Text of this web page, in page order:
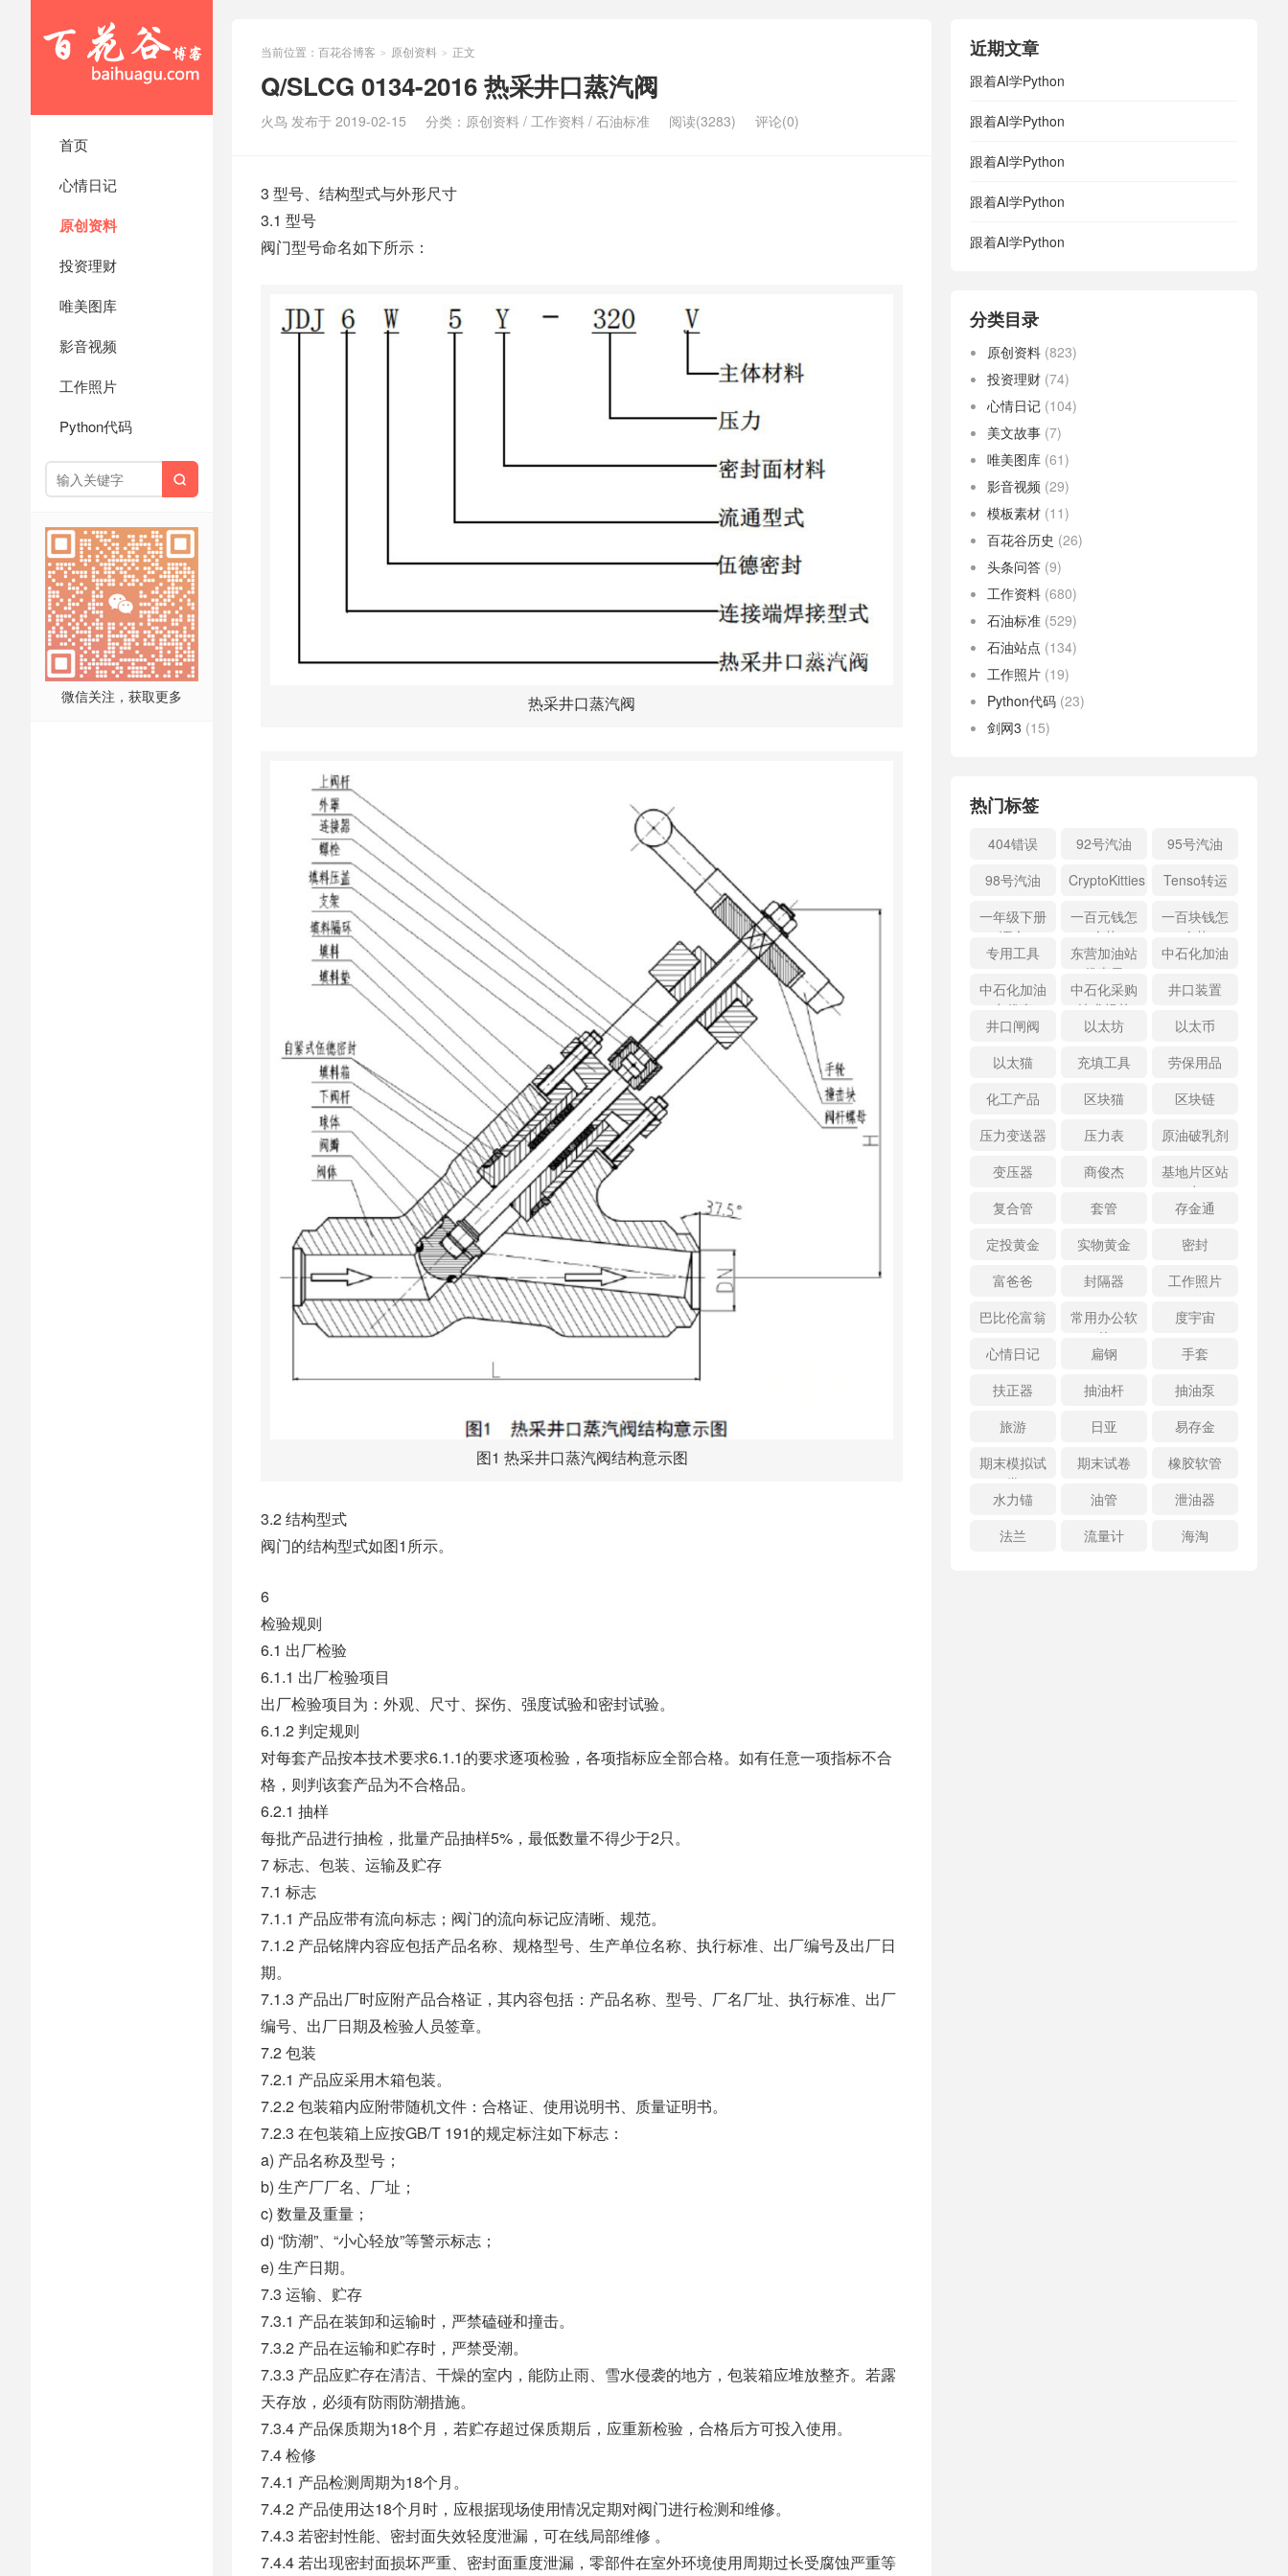
首页
心情日记
原创资料
投资理财
唯美图库
影音视频
工作照片
Python代码

微信关注，获取更多
当前位置： 百花谷博客 > 原创资料 > 正文
Q/SLCG 0134-2016 热采井口蒸汽阀
火鸟 发布于 2019-02-15 分类： 原创资料 / 工作资料 / 石油标准 阅读(3283) 评论(0)
3 型号、结构型式与外形尺寸
3.1 型号
阀门型号命名如下所示：
热采井口蒸汽阀
图1 热采井口蒸汽阀结构意示图
3.2 结构型式
阀门的结构型式如图1所示。
6
检验规则
6.1 出厂检验
6.1.1 出厂检验项目
出厂检验项目为：外观、尺寸、探伤、强度试验和密封试验。
6.1.2 判定规则
对每套产品按本技术要求6.1.1的要求逐项检验，各项指标应全部合格。如有任意一项指标不合
格，则判该套产品为不合格品。
6.2.1 抽样
每批产品进行抽检，批量产品抽样5%，最低数量不得少于2只。
7 标志、包装、运输及贮存
7.1 标志
7.1.1 产品应带有流向标志；阀门的流向标记应清晰、规范。
7.1.2 产品铭牌内容应包括产品名称、规格型号、生产单位名称、执行标准、出厂编号及出厂日
期。
7.1.3 产品出厂时应附产品合格证，其内容包括：产品名称、型号、厂名厂址、执行标准、出厂
编号、出厂日期及检验人员签章。
7.2 包装
7.2.1 产品应采用木箱包装。
7.2.2 包装箱内应附带随机文件：合格证、使用说明书、质量证明书。
7.2.3 在包装箱上应按GB/T 191的规定标注如下标志：
a) 产品名称及型号；
b) 生产厂厂名、厂址；
c) 数量及重量；
d) “防潮”、“小心轻放”等警示标志；
e) 生产日期。
7.3 运输、贮存
7.3.1 产品在装卸和运输时，严禁磕碰和撞击。
7.3.2 产品在运输和贮存时，严禁受潮。
7.3.3 产品应贮存在清洁、干燥的室内，能防止雨、雪水侵袭的地方，包装箱应堆放整齐。若露
天存放，必须有防雨防潮措施。
7.3.4 产品保质期为18个月，若贮存超过保质期后，应重新检验，合格后方可投入使用。
7.4 检修
7.4.1 产品检测周期为18个月。
7.4.2 产品使用达18个月时，应根据现场使用情况定期对阀门进行检测和维修。
7.4.3 若密封性能、密封面失效轻度泄漏，可在线局部维修 。
7.4.4 若出现密封面损坏严重、密封面重度泄漏，零部件在室外环境使用周期过长受腐蚀严重等
近期文章
跟着AI学Python
跟着AI学Python
跟着AI学Python
跟着AI学Python
跟着AI学Python
分类目录
原创资料 (823)
投资理财 (74)
心情日记 (104)
美文故事 (7)
唯美图库 (61)
影音视频 (29)
模板素材 (11)
百花谷历史 (26)
头条问答 (9)
工作资料 (680)
石油标准 (529)
石油站点 (134)
工作照片 (19)
Python代码 (23)
剑网3 (15)
热门标签
404错误 92号汽油
95号汽油
98号汽油
CryptoKitties
Tenso转运
一年级下册
语文
一百元钱怎
么花
一百块钱怎
么花
专用工具
东营加油站
优惠日
中石化加油
中石化加油
卡优惠
中石化采购
技术规范
井口装置
井口闸阀
以太坊
以太币
以太猫
充填工具
劳保用品
化工产品
区块猫
区块链
压力变送器
压力表
原油破乳剂
变压器
商俊杰
基地片区站
点
复合管
套管
存金通
定投黄金
实物黄金
密封
富爸爸
封隔器
工作照片
巴比伦富翁
常用办公软
件
度宇宙
心情日记
扁钢
手套
扶正器
抽油杆
抽油泵
旅游
日亚
易存金
期末模拟试
卷
期末试卷
橡胶软管
水力锚
油管
泄油器
法兰
流量计 海淘